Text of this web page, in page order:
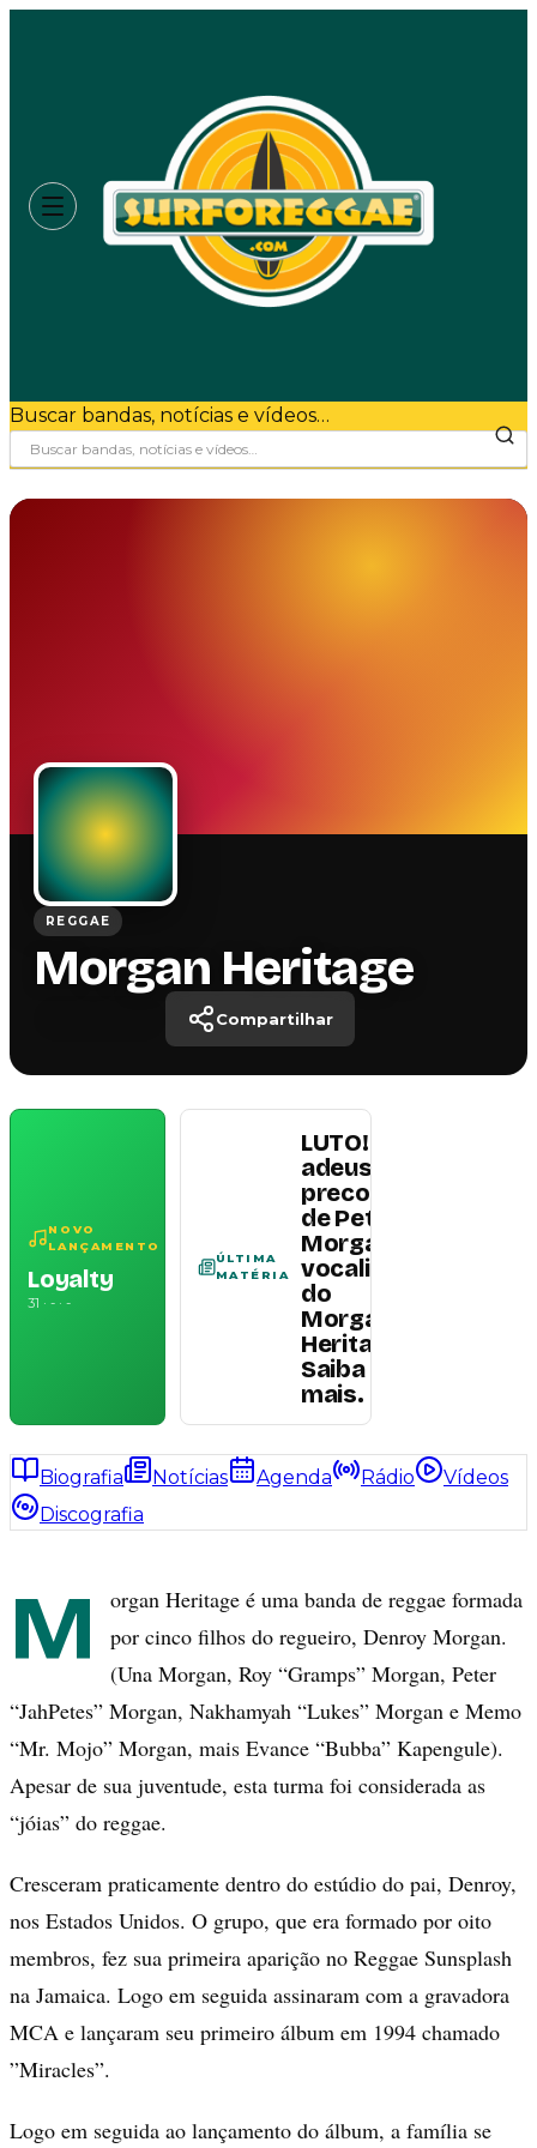
Buscar bandas, notícias e vídeos…
REGGAE
Morgan Heritage
Compartilhar
NOVO
LANÇAMENTO
Loyalty
31 · - · -
ÚLTIMA
MATÉRIA
LUTO! O
adeus
precoce
de Peter
Morgan,
vocalista
do
Morgan
Heritage!
Saiba
mais.
Biografia Notícias Agenda Rádio
Vídeos
Discografia
M
organ Heritage é uma banda de reggae formada
por cinco filhos do regueiro, Denroy Morgan.
(Una Morgan, Roy “Gramps” Morgan, Peter
“JahPetes” Morgan, Nakhamyah “Lukes” Morgan e Memo
“Mr. Mojo” Morgan, mais Evance “Bubba” Kapengule).
Apesar de sua juventude, esta turma foi considerada as
“jóias” do reggae.
Cresceram praticamente dentro do estúdio do pai, Denroy,
nos Estados Unidos. O grupo, que era formado por oito
membros, fez sua primeira aparição no Reggae Sunsplash
na Jamaica. Logo em seguida assinaram com a gravadora
MCA e lançaram seu primeiro álbum em 1994 chamado
”Miracles”.
Logo em seguida ao lançamento do álbum, a família se